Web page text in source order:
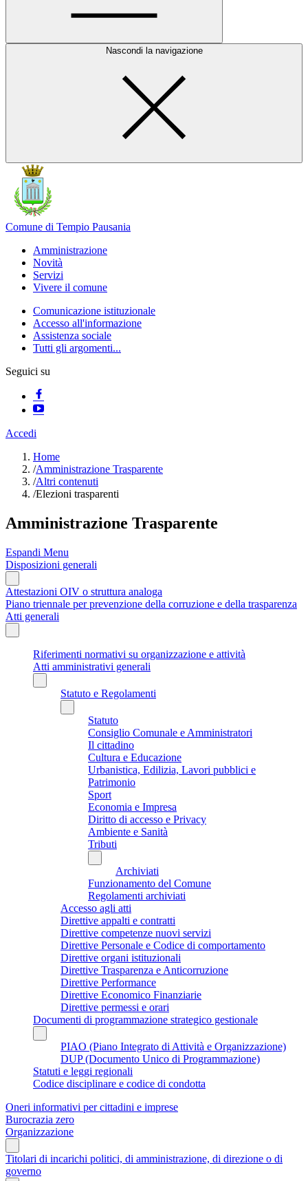
Nascondi la navigazione
Comune di Tempio Pausania
Amministrazione
Novità
Servizi
Vivere il comune
Comunicazione istituzionale
Accesso all'informazione
Assistenza sociale
Tutti gli argomenti...
Seguici su
Accedi
Home
/Amministrazione Trasparente
/Altri contenuti
/Elezioni trasparenti
Amministrazione Trasparente
Espandi Menu
Disposizioni generali
Attestazioni OIV o struttura analoga
Piano triennale per prevenzione della corruzione e della trasparenza
Atti generali
Riferimenti normativi su organizzazione e attività
Atti amministrativi generali
Statuto e Regolamenti
Statuto
Consiglio Comunale e Amministratori
Il cittadino
Cultura e Educazione
Urbanistica, Edilizia, Lavori pubblici e
Patrimonio
Sport
Economia e Impresa
Diritto di accesso e Privacy
Ambiente e Sanità
Tributi
Archiviati
Funzionamento del Comune
Regolamenti archiviati
Accesso agli atti
Direttive appalti e contratti
Direttive competenze nuovi servizi
Direttive Personale e Codice di comportamento
Direttive organi istituzionali
Direttive Trasparenza e Anticorruzione
Direttive Performance
Direttive Economico Finanziarie
Direttive permessi e orari
Documenti di programmazione strategico gestionale
PIAO (Piano Integrato di Attività e Organizzazione)
DUP (Documento Unico di Programmazione)
Statuti e leggi regionali
Codice disciplinare e codice di condotta
Oneri informativi per cittadini e imprese
Burocrazia zero
Organizzazione
Titolari di incarichi politici, di amministrazione, di direzione o di
governo